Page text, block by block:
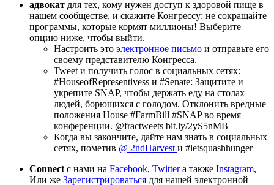
адвокат для тех, кому нужен доступ к здоровой пище в
нашем сообществе, и скажите Конгрессу: не сокращайте
программы, которые кормят миллионы! Выберите
опцию ниже, чтобы выйти.
Настроить это электронное письмо и отправьте его
своему представителю Конгресса.
Tweet и получить голос в социальных сетях:
#HouseofRepresentivess и #Senate: Защитите и
укрепите SNAP, чтобы держать еду на столах
людей, борющихся с голодом. Отклонить вредные
положения House #FarmBill #SNAP во время
конференции. @fractweets bit.ly/2yS5nMB
Когда вы закончите, дайте нам знать в социальных
сетях, пометив @ 2ndHarvest и #letsquashhunger
Connect с нами на Facebook, Twitterа также Instagram,
Или же Зарегистрироваться для нашей электронной